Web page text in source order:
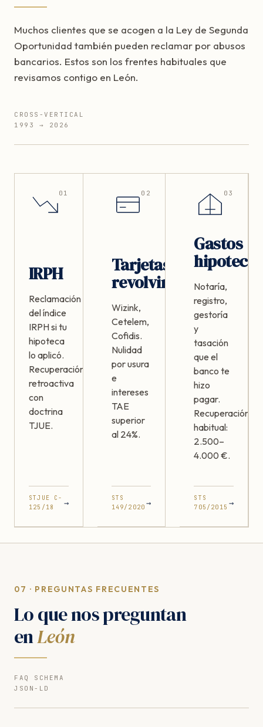
Muchos clientes que se acogen a la Ley de Segunda
Oportunidad también pueden reclamar por abusos
bancarios. Estos son los frentes habituales que
revisamos contigo en León.
CROSS-VERTICAL
1993 → 2026
01
IRPH
Reclamación
del índice
IRPH si tu
hipoteca
lo aplicó.
Recuperación
retroactiva
con
doctrina
TJUE.
STJUE C-
125/18
→
02
Tarjetas
revolving
Wizink,
Cetelem,
Cofidis.
Nulidad
por usura
e
intereses
TAE
superior
al 24%.
STS
149/2020 →
03
Gastos
Notaría,
registro,
gestoría
y
tasación
que el
banco te
hizo
pagar.
Recuperación
habitual:
2.500–
4.000 €.
STS
705/2015 →
07 · PREGUNTAS FRECUENTES
Lo que nos preguntan
enLeón
FAQ SCHEMA
JSON-LD